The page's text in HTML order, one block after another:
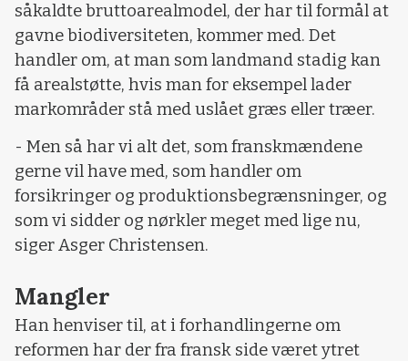
såkaldte bruttoarealmodel, der har til formål at
gavne biodiversiteten, kommer med. Det
handler om, at man som landmand stadig kan
få arealstøtte, hvis man for eksempel lader
markområder stå med uslået græs eller træer.
- Men så har vi alt det, som franskmændene
gerne vil have med, som handler om
forsikringer og produktionsbegrænsninger, og
som vi sidder og nørkler meget med lige nu,
siger Asger Christensen.
Mangler
Han henviser til, at i forhandlingerne om
reformen har der fra fransk side været ytret